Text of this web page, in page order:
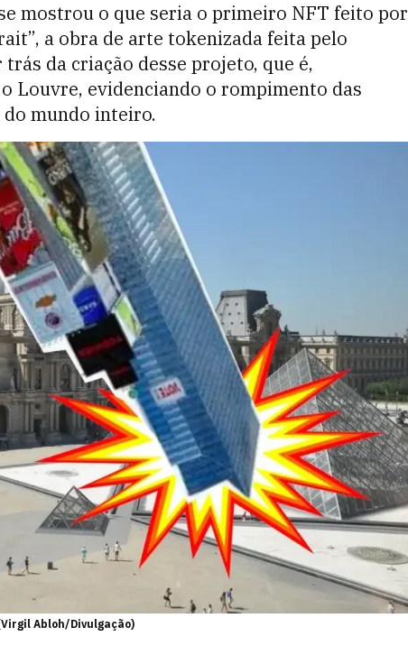
mostrou o que seria o primeiro NFT feito por
a obra de arte tokenizada feita pelo
da criação desse projeto, que é,
Louvre, evidenciando o rompimento das
mundo inteiro.
Abloh/Divulgação)